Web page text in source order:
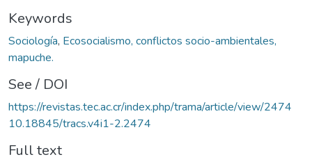
Keywords
Sociología, Ecosocialismo, conflictos socio-ambientales,
mapuche.
See / DOI
https://revistas.tec.ac.cr/index.php/trama/article/view/2474
10.18845/tracs.v4i1-2.2474
Full text